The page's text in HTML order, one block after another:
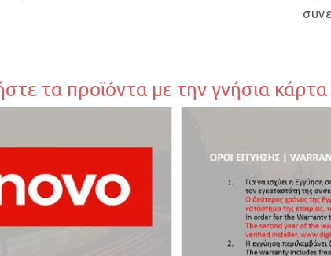
τα προϊόντα με την γνήσια